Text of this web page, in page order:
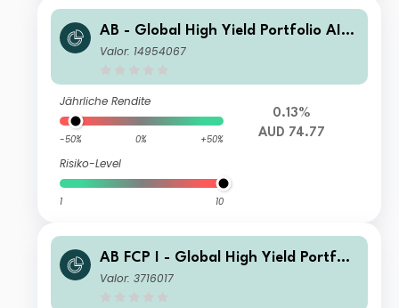
AB - Global High Yield Portfolio AI A
UD H Inc
Valor: 14954067
Jährliche Rendite
-50% 0% +50%
Risiko-Level
1 10
0.13%
AUD 74.77
AB FCP I - Global High Yield Portfoli
o AT EUR Inc
Valor: 3716017